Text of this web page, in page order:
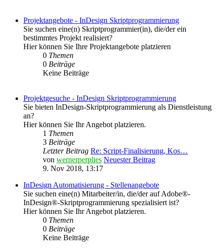
Projektangebote - InDesign Skriptprogrammierung
Sie suchen eine(n) Skriptprogrammier(in), die/der ein
bestimmtes Projekt realisiert?
Hier können Sie Ihre Projektangebote platzieren
0 Themen
0 Beiträge
Keine Beiträge
Projektgesuche - InDesign Skriptprogrammierung
Sie bieten InDesign-Skriptprogrammierung als Dienstleistung
an?
Hier können Sie Ihr Angebot platzieren.
1 Themen
3 Beiträge
Letzter Beitrag Re: Script-Finalisierung, Kos…
von wernerperplies Neuester Beitrag
9. Nov 2018, 13:17
InDesign Automatisierung - Stellenangebote
Sie suchen eine(n) Mitarbeiter/in, die/der auf Adobe®-
InDesign®-Skriptprogrammierung spezialisiert ist?
Hier können Sie Ihr Angebot platzieren.
0 Themen
0 Beiträge
Keine Beiträge